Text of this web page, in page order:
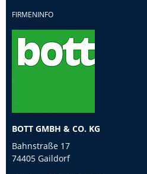
FIRMENINFO
BOTT GMBH & CO. KG
Bahnstraße 17
74405 Gaildorf